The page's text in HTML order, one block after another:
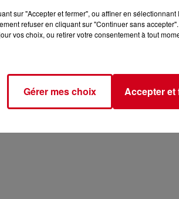
Archives 2026 2025 2024
sur "Accepter et fermer", ou affiner en
refuser en cliquant sur "Continuer sans
vos choix, ou retirer votre consentement à tout
Gérer mes choix Accepter et